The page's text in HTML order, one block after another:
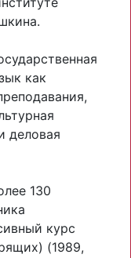
как
деловая
130
курс
(1989,